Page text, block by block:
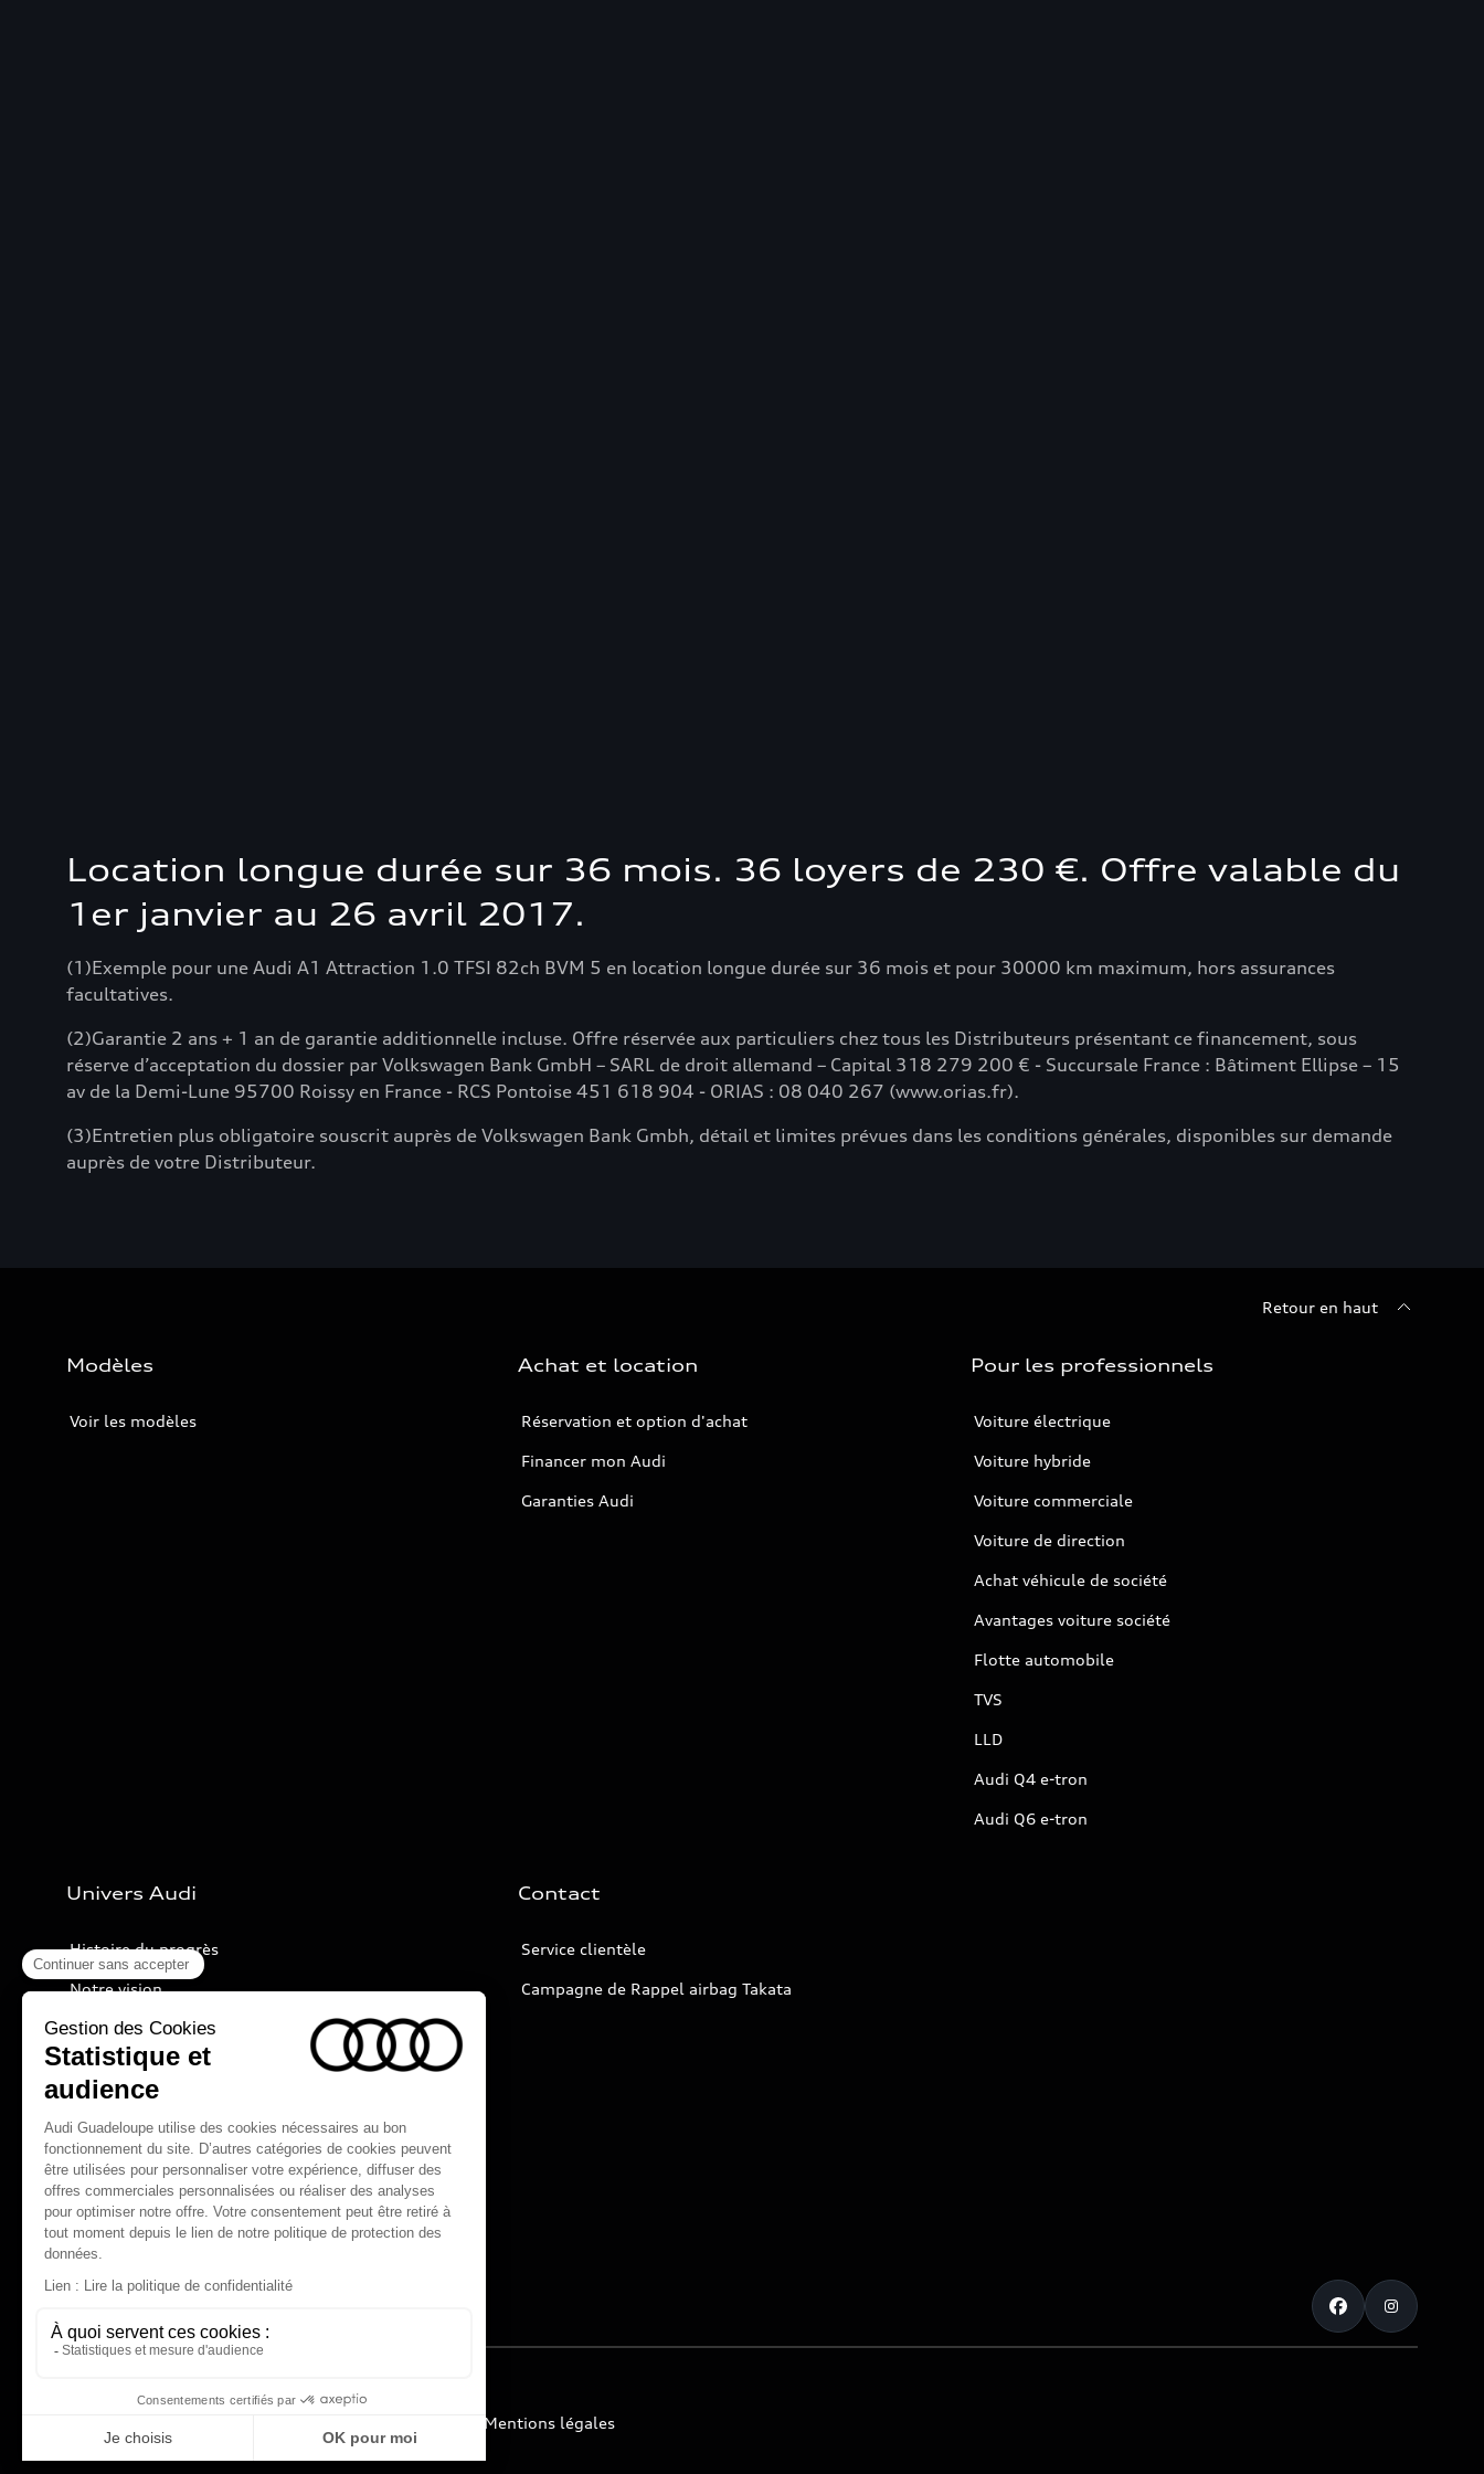
Location longue durée sur 36 mois. 36 loyers de 230 €. Offre valable du
1er janvier au 26 avril 2017.
(1)Exemple pour une Audi A1 Attraction 1.0 TFSI 82ch BVM 5 en location longue durée sur 36 mois et pour 30000 km maximum, hors assurances
facultatives.
(2)Garantie 2 ans + 1 an de garantie additionnelle incluse. Offre réservée aux particuliers chez tous les Distributeurs présentant ce financement, sous
réserve d’acceptation du dossier par Volkswagen Bank GmbH – SARL de droit allemand – Capital 318 279 200 € - Succursale France : Bâtiment Ellipse – 15
av de la Demi-Lune 95700 Roissy en France - RCS Pontoise 451 618 904 - ORIAS : 08 040 267 (www.orias.fr).
(3)Entretien plus obligatoire souscrit auprès de Volkswagen Bank Gmbh, détail et limites prévues dans les conditions générales, disponibles sur demande
auprès de votre Distributeur.
Retour en haut
Modèles
Voir les modèles
Achat et location
Réservation et option d'achat
Financer mon Audi
Garanties Audi
Pour les professionnels
Voiture électrique
Voiture hybride
Voiture commerciale
Voiture de direction
Achat véhicule de société
Avantages voiture société
Flotte automobile
TVS
LLD
Audi Q4 e-tron
Audi Q6 e-tron
Univers Audi
Histoire du progrès
Notre vision
Audi Sport
Nos technologies
Programme culturel Audi talents
Espace actualités Audi
Contact
Service clientèle
Campagne de Rappel airbag Takata
Mentions légales